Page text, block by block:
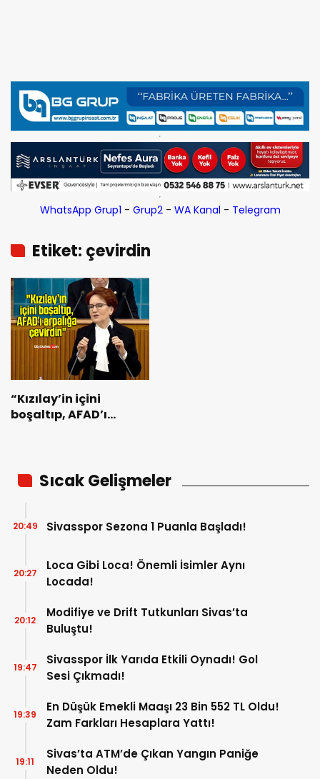
WhatsApp Grup1 - Grup2- WA Kanal - Telegram
Etiket: çevirdin
“Kızılay’in içini
boşaltıp, AFAD’ı
Sıcak Gelişmeler
Sivasspor Sezona 1 Puanla Başladı!
20:49
Loca Gibi Loca! Önemli İsimler Aynı
Locada!
20:27
Modifiye ve Drift Tutkunları Sivas’ta
Buluştu!
20:12
Sivasspor İlk Yarıda Etkili Oynadı! Gol
Sesi Çıkmadı!
19:47
En Düşük Emekli Maaşı 23 Bin 552 TL Oldu!
Zam Farkları Hesaplara Yattı!
19:39
Sivas’ta ATM’de Çıkan Yangın Paniğe
Neden Oldu!
19:11